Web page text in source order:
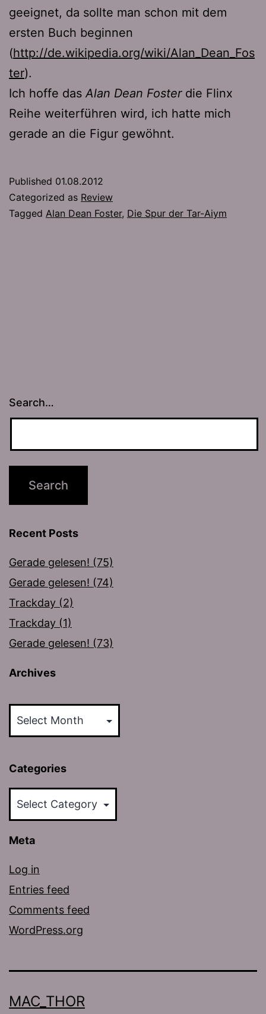
geeignet, da sollte man schon mit dem
ersten Buch beginnen
(http://de.wikipedia.org/wiki/Alan_Dean_Fos
ter).
Ich hoffe das Alan Dean Fosterdie Flinx
Reihe weiterführen wird, ich hatte mich
gerade an die Figur gewöhnt.
Published 01.08.2012
Categorized as Review
Tagged Alan Dean Foster, Die Spur der Tar-Aiym
Search…
Recent Posts
Gerade gelesen! (75)
Gerade gelesen! (74)
Trackday (2)
Trackday (1)
Gerade gelesen! (73)
Archives
Categories
Meta
Log in
Entries feed
Comments feed
WordPress.org
MAC_THOR